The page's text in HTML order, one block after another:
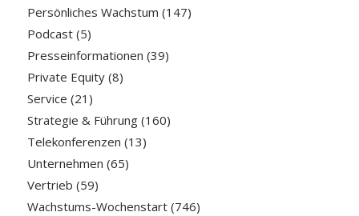
Persönliches Wachstum (147)
Podcast(5)
Presseinformationen (39)
Private Equity(8)
Service (21)
Strategie & Führung(160)
Telekonferenzen (13)
Unternehmen (65)
Vertrieb (59)
Wachstums-Wochenstart(746)